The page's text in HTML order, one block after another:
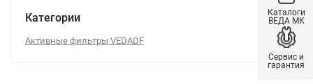
Категории
Активные фильтры VEDADF
Каталоги
ВЕДА МК
Сервис и
гарантия